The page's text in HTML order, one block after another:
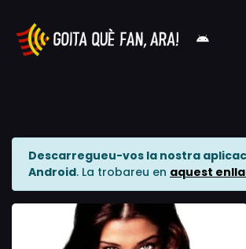
Descarregueu-vos la nostra
Android. La trobareu en aquest